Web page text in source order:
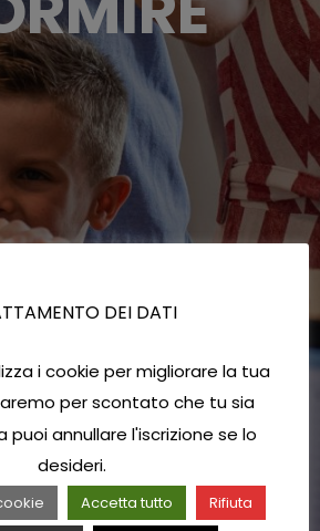
DEI DATI
i cookie per migliorare la tua
per scontato che tu sia
puoi annullare l'iscrizione se lo
desideri.
Accetta tutto
Rifiuta